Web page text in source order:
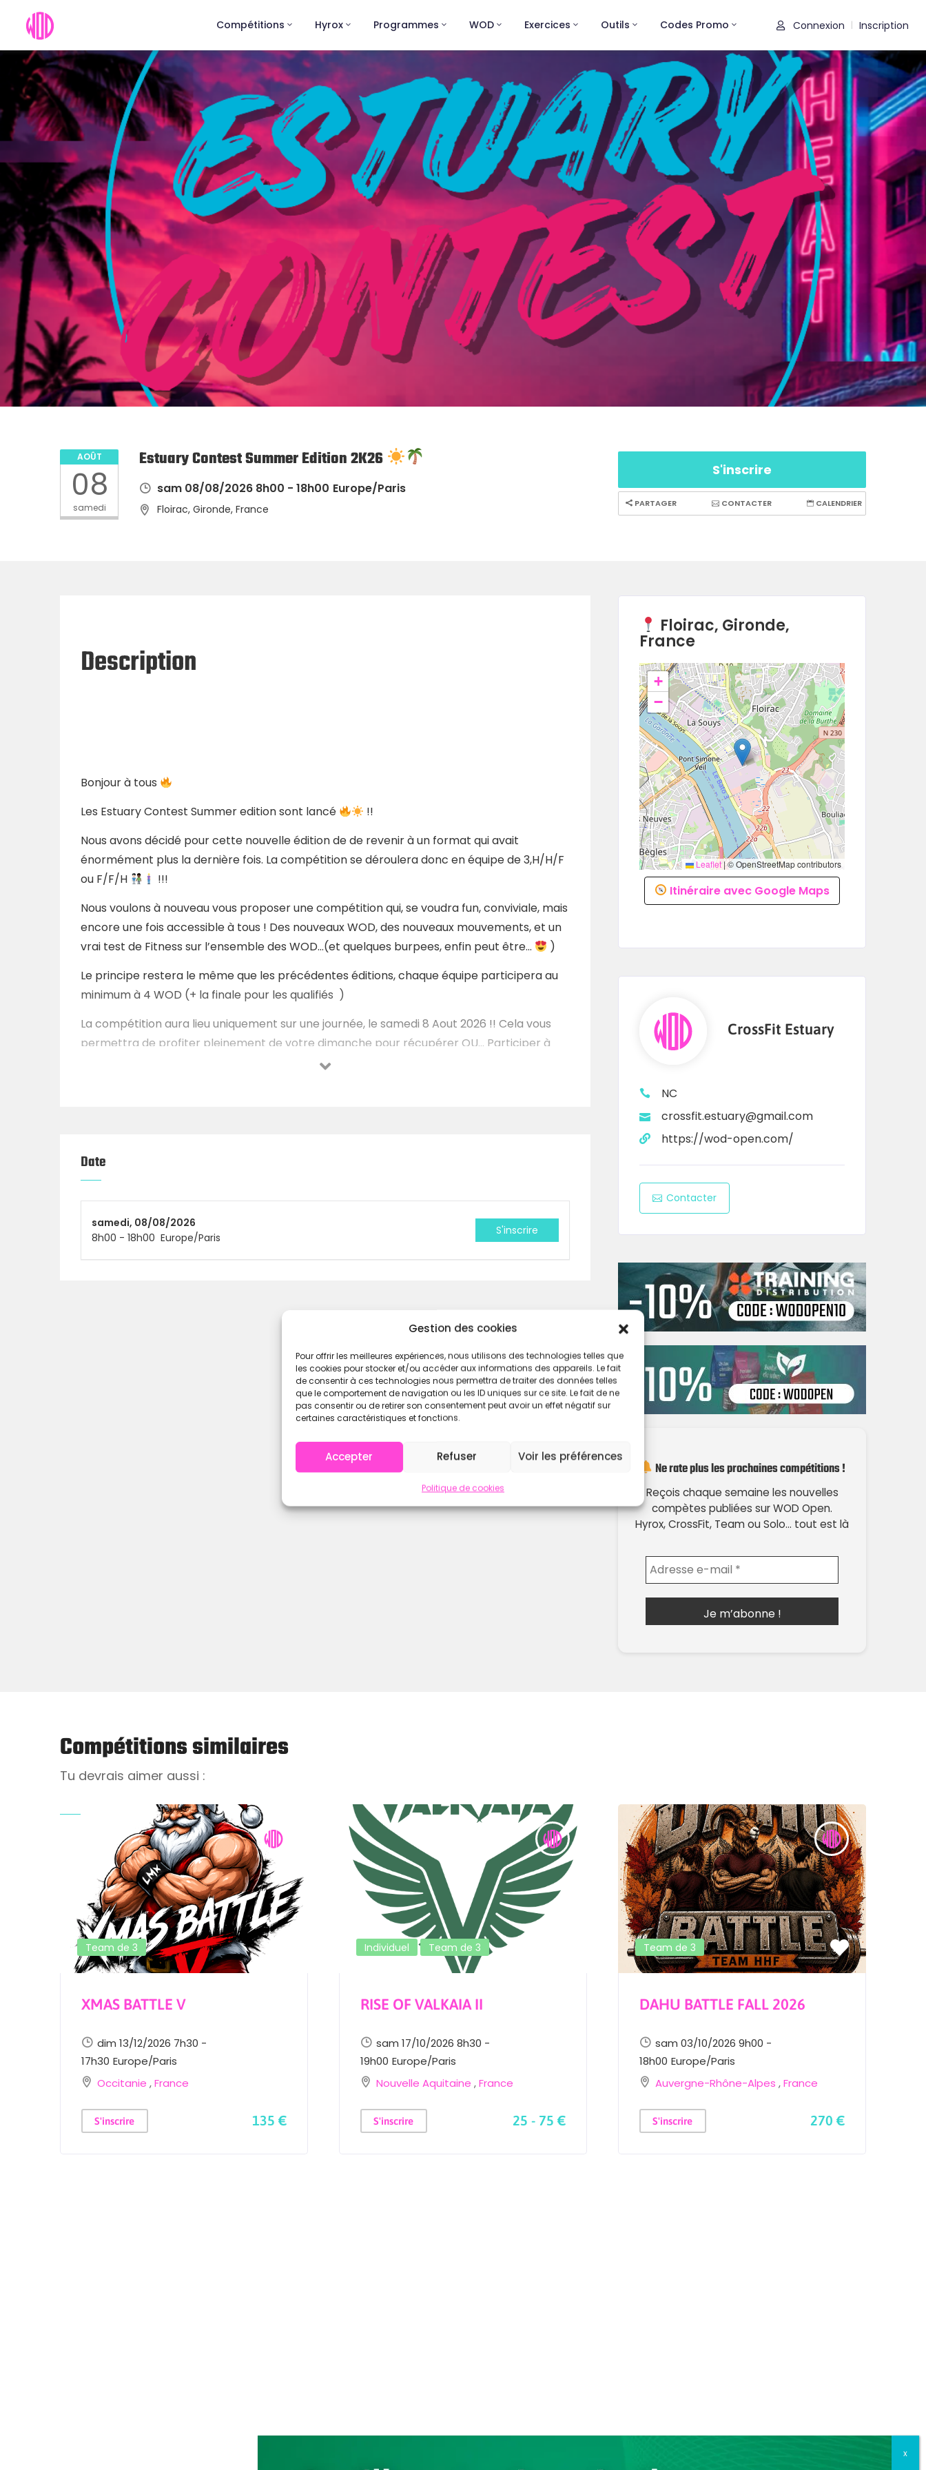
Gestion des cookies
Pour offrir les meilleures expériences, nous utilisons des technologies telles que
les cookies pour stocker et/ou accéder aux informations des appareils. Le fait
de consentir à ces technologies nous permettra de traiter des données telles
que le comportement de navigation ou les ID uniques sur ce site. Le fait de ne
pas consentir ou de retirer son consentement peut avoir un effet négatif sur
certaines caractéristiques et fonctions.
Accepter Refuser Voir les préférences
Politique de cookies
Compétitions Hyrox Programmes WOD Exercices Outils Codes Promo Connexion Inscription
AOÛT
08
samedi
Estuary Contest Summer Edition 2K26
sam 08/08/2026 8h00 - 18h00 Europe/Paris
Floirac, Gironde, France
S'inscrire
PARTAGER CONTACTER CALENDRIER
Description
Bonjour à tous
Les Estuary Contest Summer edition sont lancé
!!
Nous avons décidé pour cette nouvelle édition de de revenir à un format qui avait
énormément plus la dernière fois. La compétition se déroulera donc en équipe de 3,H/H/F
ou F/F/H
!!!
Nous voulons à nouveau vous proposer une compétition qui, se voudra fun, conviviale, mais
encore une fois accessible à tous ! Des nouveaux WOD, des nouveaux mouvements, et un
vrai test de Fitness sur l’ensemble des WOD…(et quelques burpees, enfin peut être…
)
Le principe restera le même que les précédentes éditions, chaque équipe participera au
minimum à 4 WOD (+ la finale pour les qualifiés )
La compétition aura lieu uniquement sur une journée, le samedi 8 Aout 2026 !! Cela vous
permettra de profiter pleinement de votre dimanche pour récupérer OU… Participer à
vous sera communiqué directement sur la page !
Ouverture des inscriptions dimanche 24 Mai à 20h00 !
A vous de jouer
Date
samedi, 08/08/2026
8h00 - 18h00 Europe/Paris
S'inscrire
Floirac, Gironde,
France
+
−
Leaflet|© OpenStreetMap contributors
Itinéraire avec Google Maps
CrossFit Estuary
NC
crossfit.estuary@gmail.com
https://wod-open.com/
Contacter
Ne rate plus les prochaines compétitions !
Reçois chaque semaine les nouvelles
compètes publiées sur WOD Open.
Hyrox, CrossFit, Team ou Solo… tout est là
Compétitions similaires
Tu devrais aimer aussi :
Team de 3
XMAS BATTLE V
dim 13/12/2026 7h30 -
17h30 Europe/Paris
Occitanie ,France
S'inscrire 135 €
Individuel Team de 3
RISE OF VALKAIA II
sam 17/10/2026 8h30 -
19h00 Europe/Paris
Nouvelle Aquitaine ,France
S'inscrire 25 - 75 €
Team de 3
DAHU BATTLE FALL 2026
sam 03/10/2026 9h00 -
18h00 Europe/Paris
Auvergne-Rhône-Alpes ,France
S'inscrire 270 €